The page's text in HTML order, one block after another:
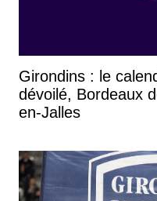
Girondins : le
dévoilé, Bordeaux
en-Jalles